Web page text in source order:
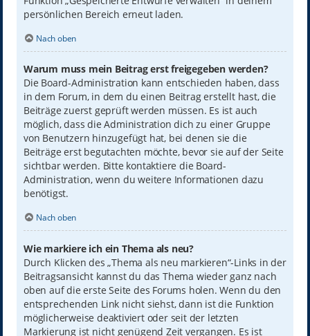
persönlichen Bereich erneut laden.
Nach oben
Warum muss mein Beitrag erst freigegeben werden?
Die Board-Administration kann entschieden haben, dass
in dem Forum, in dem du einen Beitrag erstellt hast, die
Beiträge zuerst geprüft werden müssen. Es ist auch
möglich, dass die Administration dich zu einer Gruppe
von Benutzern hinzugefügt hat, bei denen sie die
Beiträge erst begutachten möchte, bevor sie auf der Seite
sichtbar werden. Bitte kontaktiere die Board-
Administration, wenn du weitere Informationen dazu
benötigst.
Nach oben
Wie markiere ich ein Thema als neu?
Durch Klicken des „Thema als neu markieren“-Links in der
Beitragsansicht kannst du das Thema wieder ganz nach
oben auf die erste Seite des Forums holen. Wenn du den
entsprechenden Link nicht siehst, dann ist die Funktion
möglicherweise deaktiviert oder seit der letzten
Markierung ist nicht genügend Zeit vergangen. Es ist